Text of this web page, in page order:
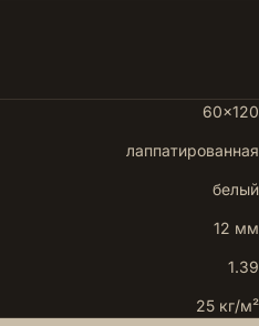
60×120
лаппатированная
белый
12 мм
1.39
25 кг/м²